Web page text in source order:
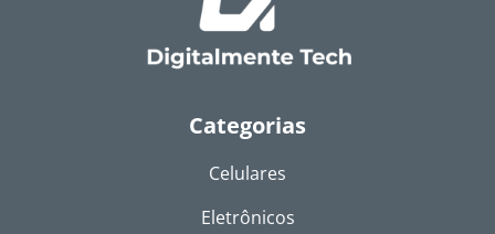
Categorias
Celulares
Eletrônicos